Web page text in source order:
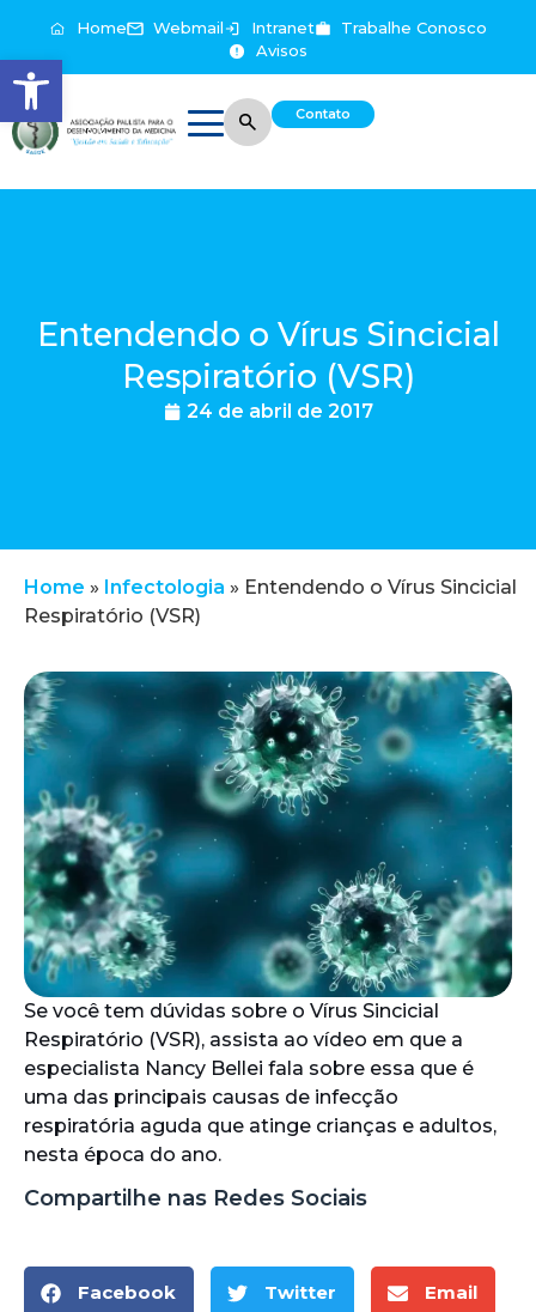
Abrir a barra de ferramentas
Home Webmail Intranet
Trabalhe Conosco
Avisos
Contato
Entendendo o Vírus Sincicial
Respiratório (VSR)
24 de abril de 2017
Home » Infectologia » Entendendo o Vírus Sincicial
Respiratório (VSR)
Se você tem dúvidas sobre o Vírus Sincicial
Respiratório (VSR), assista ao vídeo em que a
especialista Nancy Bellei fala sobre essa que é
uma das principais causas de infecção
respiratória aguda que atinge crianças e adultos,
nesta época do ano.
Compartilhe nas Redes Sociais
Facebook Twitter Email